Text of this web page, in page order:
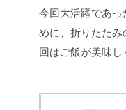
今回大活躍であっ
めに、折りたた
回はご飯が美味し